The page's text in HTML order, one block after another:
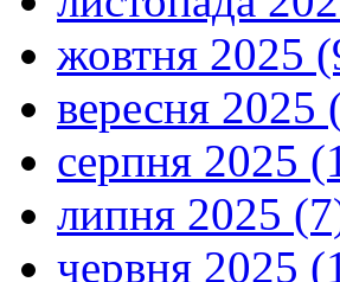
жовтня 2025
вересня 2025
серпня 2025
липня 2025
червня 2025